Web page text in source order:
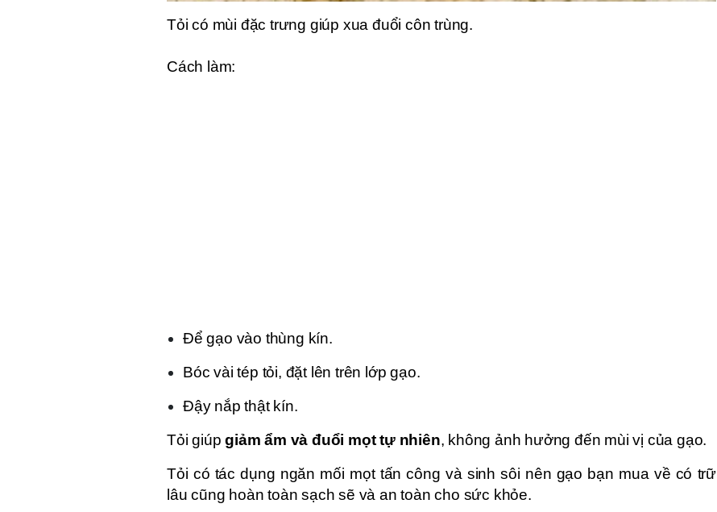
Tỏi có mùi đặc trưng giúp xua đuổi côn trùng.
Cách làm:
Để gạo vào thùng kín.
Bóc vài tép tỏi, đặt lên trên lớp gạo.
Đậy nắp thật kín.
Tỏi giúpgiảm ẩm và đuổi mọt tự nhiên, không ảnh hưởng đến mùi vị của gạo.
Tỏi có tác dụng ngăn mối mọt tấn công và sinh sôi nên gạo bạn mua về có trữ
lâu cũng hoàn toàn sạch sẽ và an toàn cho sức khỏe.